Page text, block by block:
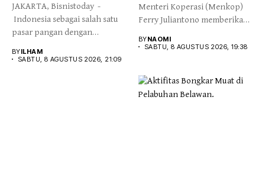
JAKARTA, Bisnistoday -
Indonesia sebagai salah satu
pasar pangan dengan
BYILHAM
SABTU, 8 AGUSTUS 2026, 21:09
Menteri Koperasi (Menkop)
Ferry Juliantono memberikan
BYNAOMI
SABTU, 8 AGUSTUS 2026, 19:38